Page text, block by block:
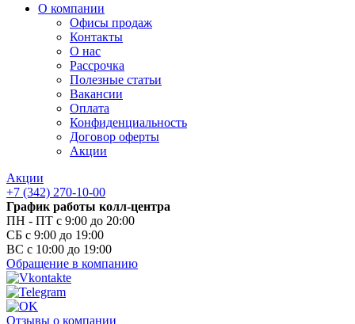
О компании
Офисы продаж
Контакты
О нас
Рассрочка
Полезные статьи
Вакансии
Оплата
Конфиденциальность
Договор оферты
Акции
Акции
+7 (342) 270-10-00
График работы колл-центра
ПН - ПТ с 9:00 до 20:00
СБ с 9:00 до 19:00
ВС с 10:00 до 19:00
Обращение в компанию
Отзывы о компании